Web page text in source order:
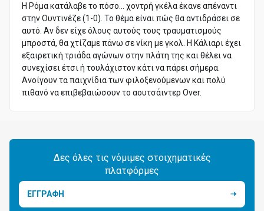
Η Ρόμα κατάλαβε το πόσο... χοντρή γκέλα έκανε απέναντι
στην Ουντινέζε (1-0). Το θέμα είναι πώς θα αντιδράσει σε
αυτό. Αν δεν είχε όλους αυτούς τους τραυματισμούς
μπροστά, θα χτίζαμε πάνω σε νίκη με γκολ. Η Κάλιαρι έχει
εξαιρετική τριάδα αγώνων στην πλάτη της και θέλει να
συνεχίσει έτσι ή τουλάχιστον κάτι να πάρει σήμερα.
Ανοίγουν τα παιχνίδια των φιλοξενούμενων και πολύ
πιθανό να επιβεβαιώσουν το αουτσάιντερ Over.
Δες όλες τις νόμιμες στοιχηματικές
πλατφόρμες
ΕΓΓΡΑΦΗ